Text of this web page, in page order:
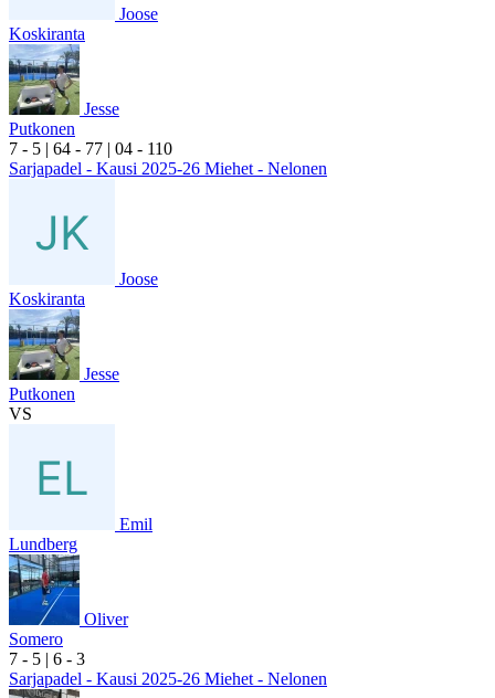
Joose
Koskiranta
Jesse
Putkonen
7 - 5 | 64 - 77 | 04 - 110
Sarjapadel - Kausi 2025-26 Miehet - Nelonen
Joose
Koskiranta
Jesse
Putkonen
VS
Emil
Lundberg
Oliver
Somero
7 - 5 | 6 - 3
Sarjapadel - Kausi 2025-26 Miehet - Nelonen